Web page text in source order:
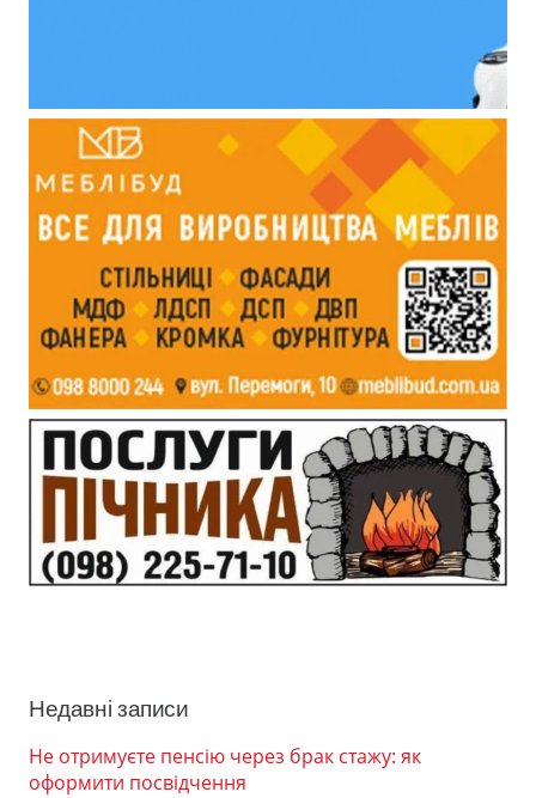
Недавні записи
Не отримуєте пенсію через брак стажу: як
оформити посвідчення